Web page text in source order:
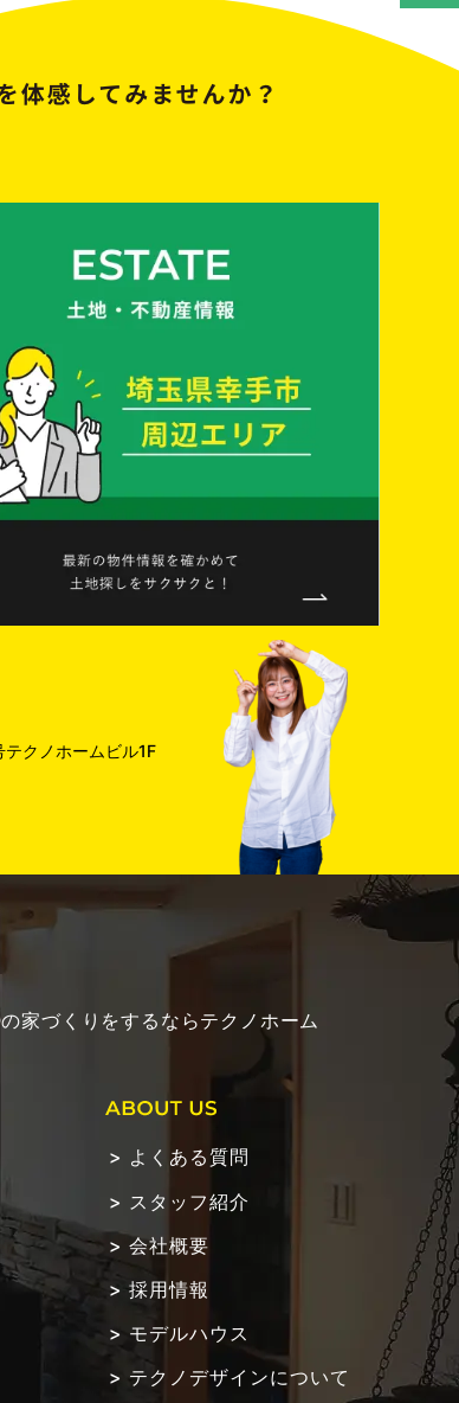
クノホームビル1F
家づくりをするならテクノホーム
よくある質問
スタッフ紹介
会社概要
採用情報
モデルハウス
テクノデザインについて